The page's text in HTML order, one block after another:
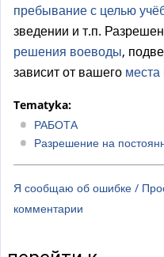
пребывание с целью
зведении и т.п.
решения воеводы,
зависит от вашего
Tematyka:
РАБОТА
Разрешение на
Я сообщаю об ошибке /
комментарии